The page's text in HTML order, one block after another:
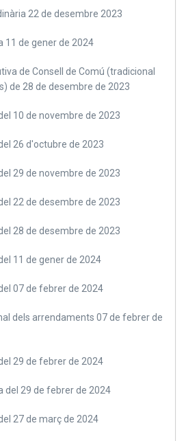
22 de desembre 2023
11 de gener de 2024
de Consell de Comú (tradicional
de 28 de desembre de 2023
10 de novembre de 2023
26 d'octubre de 2023
29 de novembre de 2023
22 de desembre de 2023
28 de desembre de 2023
11 de gener de 2024
07 de febrer de 2024
dels arrendaments 07 de febrer de
29 de febrer de 2024
del 29 de febrer de 2024
27 de març de 2024